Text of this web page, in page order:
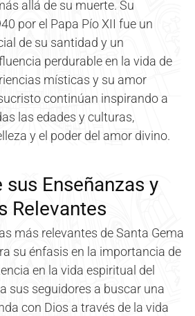
allá de su muerte. Su
por el Papa Pío XII fue un
de su santidad y un
perdurable en la vida de
místicas y su amor
continúan inspirando a
las edades y culturas,
y el poder del amor divino.
sus Enseñanzas y
Relevantes
más relevantes de Santa Gema
su énfasis en la importancia de
en la vida espiritual del
sus seguidores a buscar una
con Dios a través de la vida